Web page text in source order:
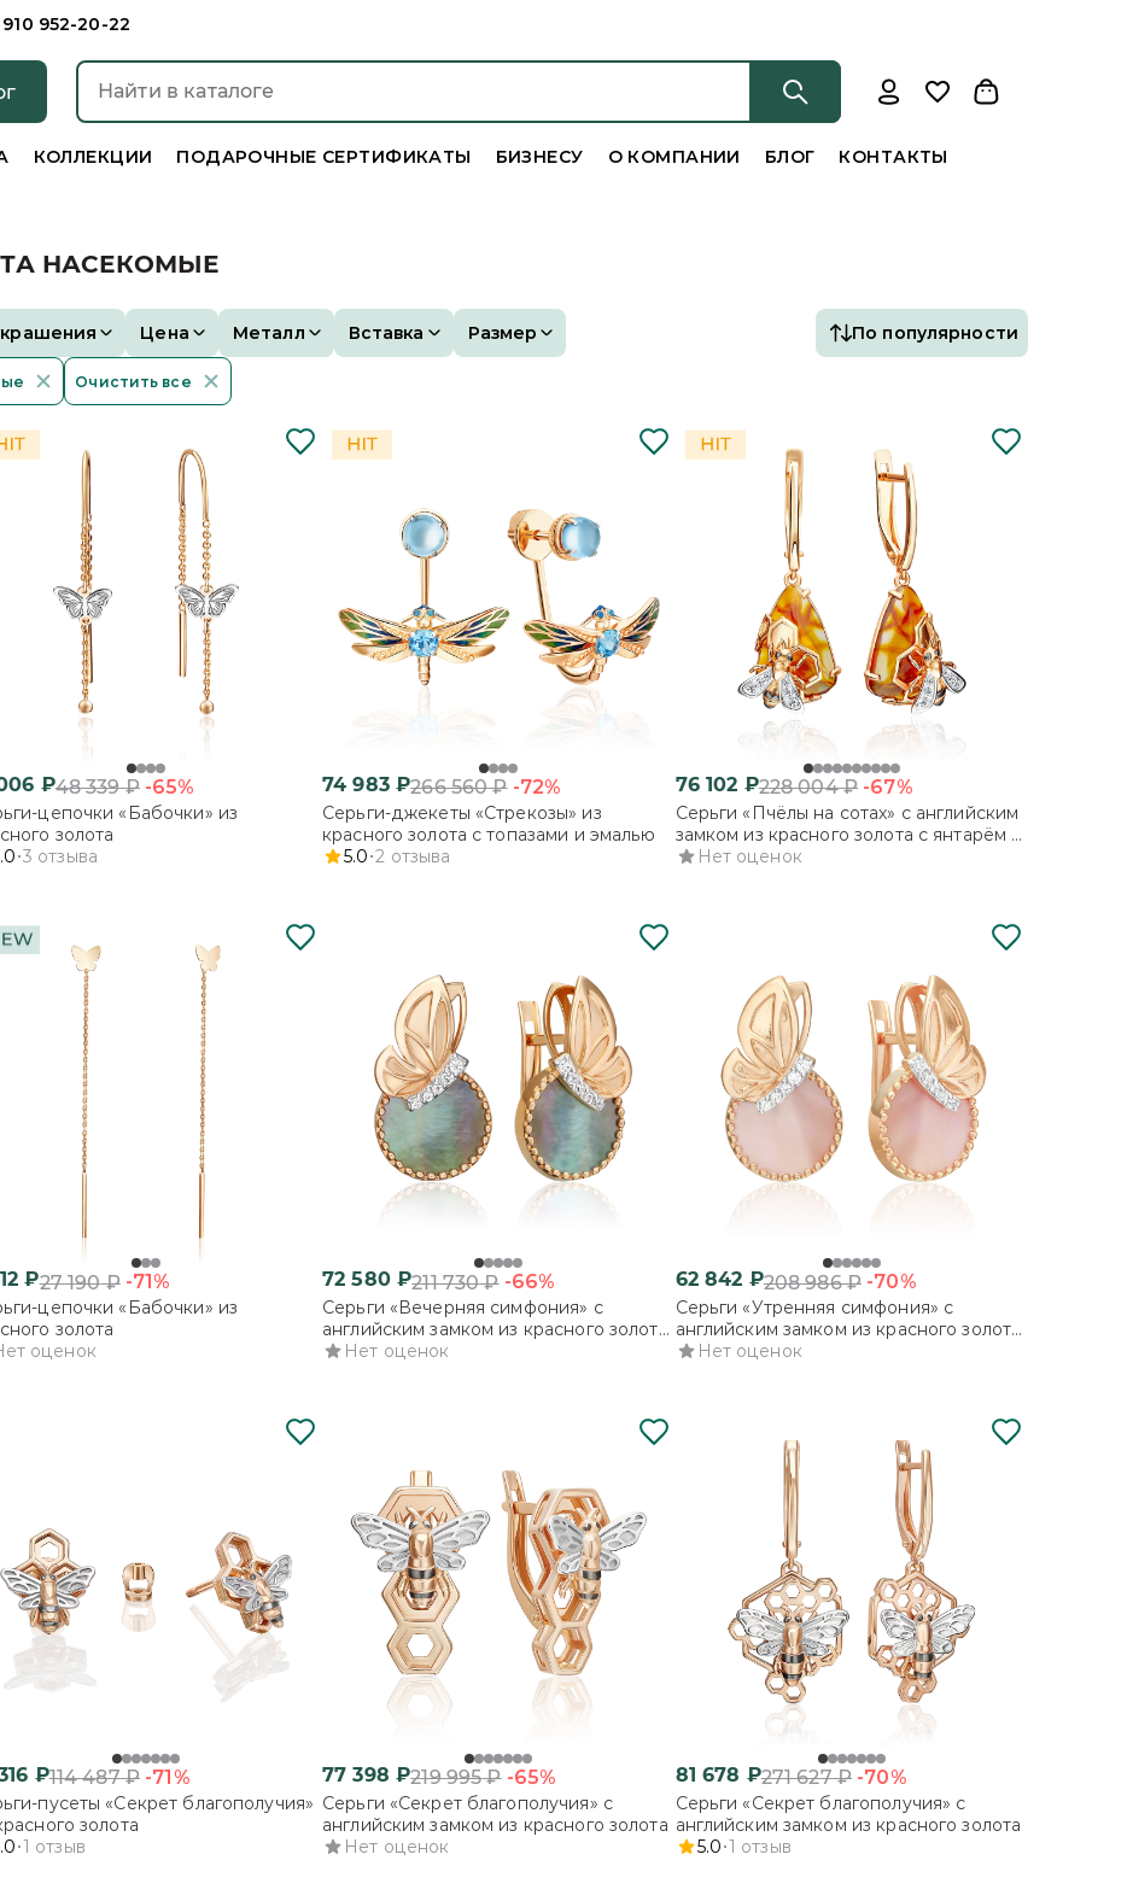
952-20-22
КОЛЛЕКЦИИ ПОДАРОЧНЫЕ СЕРТИФИКАТЫ БИЗНЕСУ О КОМПАНИИ БЛОГ КОНТАКТЫ
НАСЕКОМЫЕ
Цена Металл Вставка Размер По популярности
Очистить все
₽48 339₽ -65%
цепочки «Бабочки» из
золота
3 отзыва
74 983₽266 560₽ -72%
Серьги-джекеты «Стрекозы» из
красного золота с топазами и эмалью
5.0 2 отзыва
76 102 ₽228 004₽ -67%
Серьги «Пчёлы на сотах» с английским
замком из красного золота с янтарём и
бесцветными топазами
Нет оценок
₽27 190₽ -71%
цепочки «Бабочки» из
золота
оценок
72 580₽211 730₽ -66%
Серьги «Вечерняя симфония» с
английским замком из красного золота
с перламутром и фианитами
Нет оценок
62 842 ₽208 986₽ -70%
Серьги «Утренняя симфония» с
английским замком из красного золота
с перламутром и фианитами
Нет оценок
₽114 487₽ -71%
пусеты «Секрет благополучия»
золота
1 отзыв
77 398 ₽219 995₽ -65%
Серьги «Секрет благополучия» с
английским замком из красного золота
Нет оценок
81 678 ₽271 627₽ -70%
Серьги «Секрет благополучия» с
английским замком из красного золота
5.0 1 отзыв